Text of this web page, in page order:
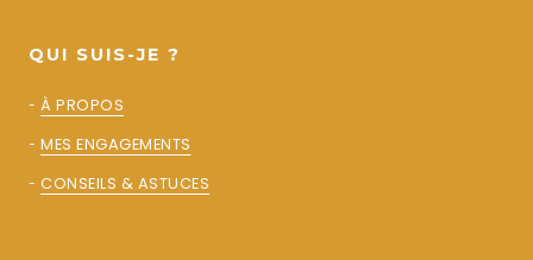
QUI SUIS-JE ?
- À PROPOS
- MES ENGAGEMENTS
- CONSEILS & ASTUCES